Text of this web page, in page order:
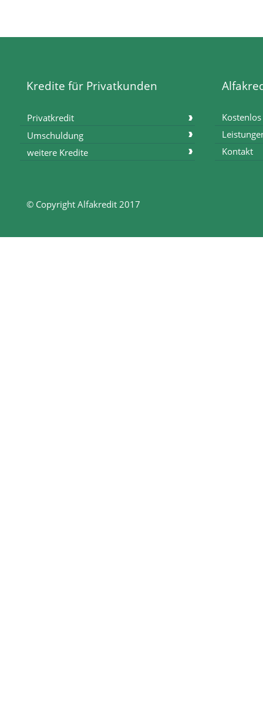
Kontakt
Kredite für Privatkunden
Privatkredit
Umschuldung
weitere Kredite
© Copyright Alfakredit 2017